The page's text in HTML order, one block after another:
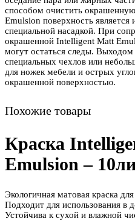
способом очистить
Emulsion поверхность является
специальной насадкой. При
окрашенной Intelligent Matt
могут остаться следы. Выходом
специальных чехлов или
для ножек мебели и острых
окрашенной поверхностью.
Похожие товары
Краска
Emulsion –
Экологичная матовая краска
Подходит для использования в
Устойчива к сухой и влажной